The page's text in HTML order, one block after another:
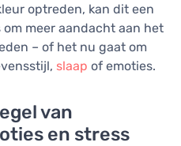
optreden, kan dit een
meer aandacht aan het
– of het nu gaat om
slaap of emoties.
van
en stress